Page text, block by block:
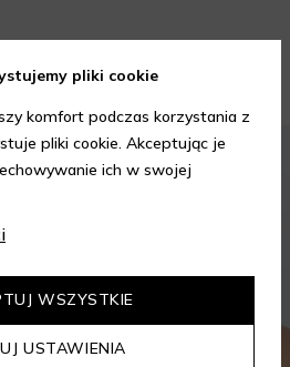
kosmetyczne
KOSMETYKI PIELĘGNACJA SKÓRY
pliki cookie
komfort podczas korzystania z
pliki cookie. Akceptując je
ich w swojej
USTAWIENIA
WSZYSTKIE